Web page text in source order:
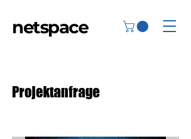
netspace
Projektanfrage